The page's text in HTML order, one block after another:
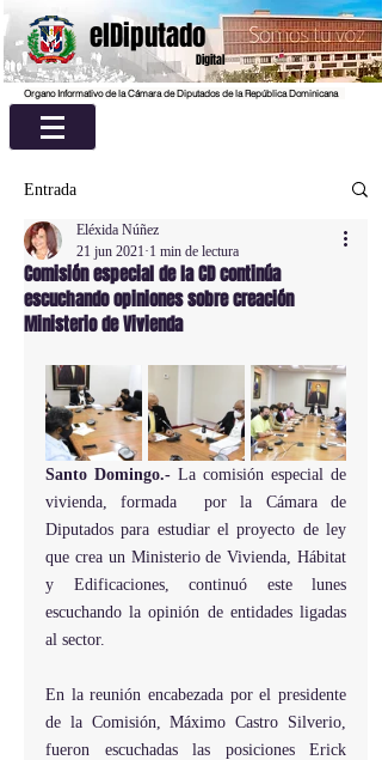
elDiputado
Digital
Organo Informativo de la Cámara de Diputados de la República Dominicana
Entrada
Comisión especial de la CD continúa
escuchando opiniones sobre creación
Ministerio de Vivienda
Eléxida Núñez
21 jun 2021 1 min de lectura
Santo Domingo.- La comisión especial de
vivienda, formada  por la Cámara de
Diputados para estudiar el proyecto de ley
que crea un Ministerio de Vivienda, Hábitat
y Edificaciones, continuó este lunes
escuchando la opinión de entidades ligadas
al sector.
En la reunión encabezada por el presidente
de la Comisión, Máximo Castro Silverio,
fueron escuchadas las posiciones Erick